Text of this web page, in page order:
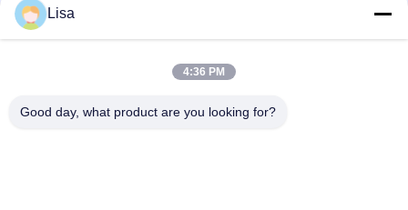
De volledige Badkamers van het Lichaamsgraniet betegelt
Witte Kleuren Binnenlandse Buitensteun
De steen kijkt de Volledige Tegel van het
Lisa
4:36 PM
Good day, what product are you looking for?